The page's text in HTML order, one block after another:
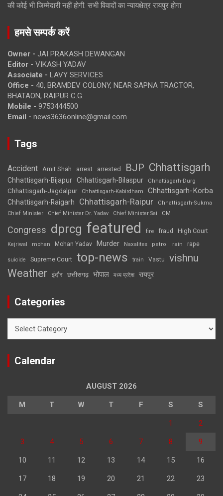
की कोई भी जिम्मेदारी नहीं होगी. सभी विवादों का न्यायक्षेत्र रायपुर होगा
हमसे सम्पर्क करें
Owner - JAI PRAKASH DEWANGAN
Editor - VIKASH YADAV
Associate - LAVY SERVICES
Office - 40, BRAMDEV COLONY, NEAR SAPNA TRACTOR,
BHATAON, RAIPUR C.G.
Mobile - 9753444500
Email - news3636online@gmail.com
Tags
Accident Amit Shah arrest arrested BJP Chhattisgarh
Chhattisgarh-Bijapur Chhattisgarh-Bilaspur Chhattisgarh-Durg
Chhattisgarh-Jagdalpur Chhattisgarh-Kabirdham Chhattisgarh-Korba
Chhattisgarh-Raigarh Chhattisgarh-Raipur
Chhattisgarh-Sukma
Chief Minister
Chief Minister Dr. Yadav Chief Minister Sai CM
Congress dprcg featured fire fraud High Court
Kejriwal mohan Mohan Yadav Murder Naxalites petrol rain rape
suicide Supreme Court top-news train Vastu vishnu
Weather इंदौर छत्तीसगढ़ भोपाल मध्य प्रदेश रायपुर
Categories
Calendar
AUGUST 2026
M T W T F S S
1 2
3 4 5 6 7 8 9
10 11 12 13 14 15 16
17 18 19 20 21 22 23